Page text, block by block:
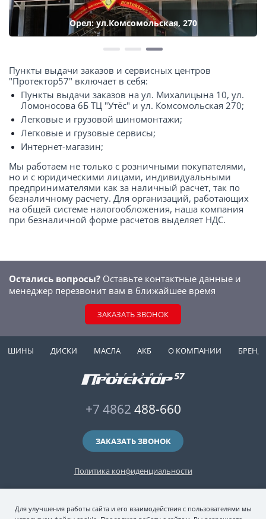
Орел: ул.Комсомольская, 270
Пункты выдачи заказов и сервисных центров
"Протектор57" включает в себя:
Пункты выдачи заказов на ул. Михалицына 10, ул.
Ломоносова 6Б ТЦ "Утёс" и ул. Комсомольская 270;
Легковые и грузовой шиномонтажи;
Легковые и грузовые сервисы;
Интернет-магазин;
Мы работаем не только с розничными покупателями,
но и с юридическими лицами, индивидуальными
предпринимателями как за наличный расчет, так по
безналичному расчету. Для организаций, работающих
на общей системе налогообложения, наша компания
при безналичной форме расчетов выделяет НДС.
Остались вопросы? Оставьте контактные данные и
менеджер перезвонит вам в ближайшее время
ЗАКАЗАТЬ ЗВОНОК
ШИНЫ ДИСКИ МАСЛА АКБ О КОМПАНИИ
Политика конфиденциальности
+7 4862 488-660
ЗАКАЗАТЬ ЗВОНОК
2006-2026 © интернет-магазин "Протектор 57" — автомобильные шины
(зимние и летние шины), колесные диски, шиномонтаж и хранение шин.
Для улучшения работы сайта и его взаимодействия с пользователями мы